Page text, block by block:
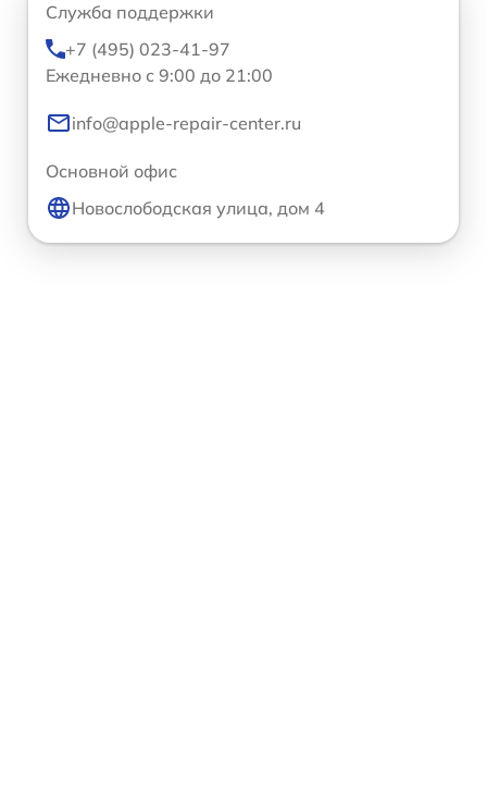
Служба поддержки
+7 (495) 023-41-97
Ежедневно с 9:00 до 21:00
info@apple-repair-center.ru
Основной офис
Новослободская улица, дом 4